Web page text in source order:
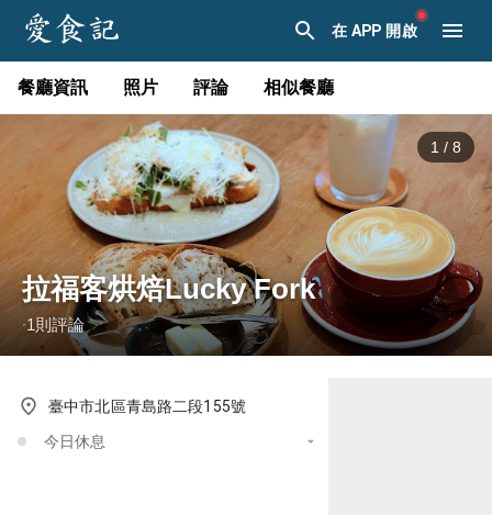
在 APP 開啟
餐廳資訊 照片 評論 相似餐廳
1 / 8
拉福客烘焙Lucky Fork
·1則評論
臺中市北區青島路二段155號
今日休息